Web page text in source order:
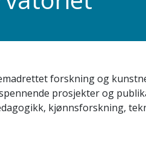
forskning og
prosjekter og
kjønnsforskning,